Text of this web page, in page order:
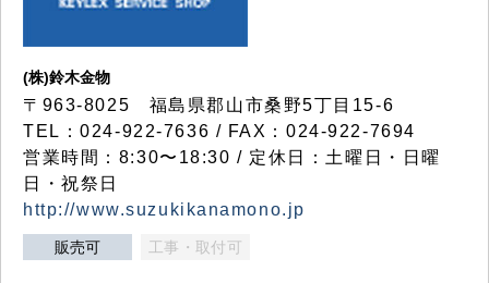
(株)鈴木金物
〒963-8025 福島県郡山市桑野5丁目15-6
TEL：024-922-7636 / FAX：024-922-7694
営業時間：8:30〜18:30 / 定休日：土曜日・日曜
日・祝祭日
http://www.suzukikanamono.jp
販売可 工事・取付可